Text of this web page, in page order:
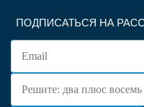
ПОДПИСАТЬСЯ НА